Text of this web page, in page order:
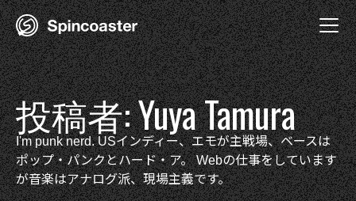
Skip
to
content
投稿者:Yuya Tamura
I'm punk nerd. USインディー、エモが主戦場、ベースは
ポップ・パンクとハード・ア。 Webの仕事をしています
が音楽はアナログ派、現場主義です。